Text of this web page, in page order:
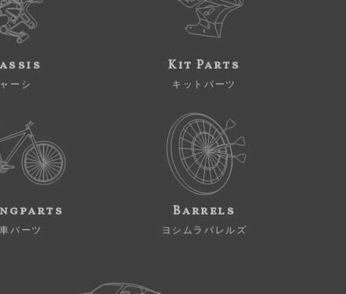
ーシ
Kit Parts
キットパーツ
パーツ
Barrels
ヨシムラバレルズ